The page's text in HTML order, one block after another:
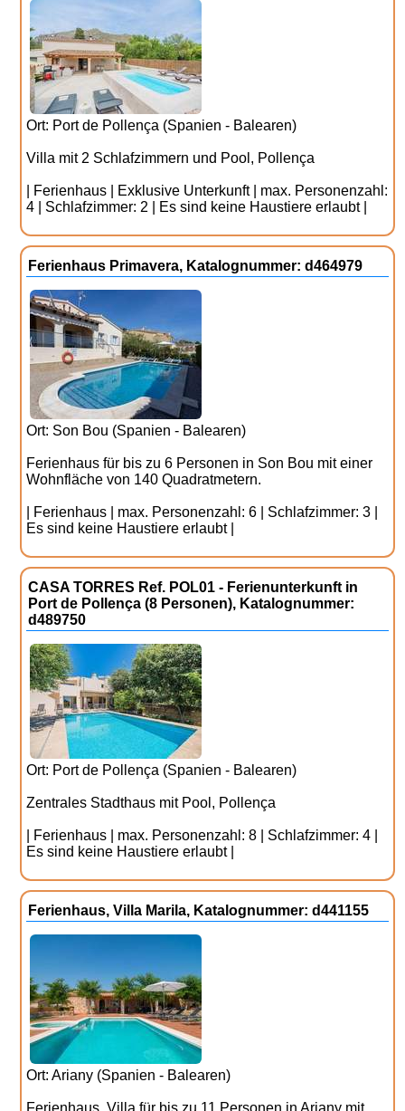
Ort: Port de Pollença (Spanien - Balearen)
Villa mit 2 Schlafzimmern und Pool, Pollença
| Ferienhaus | Exklusive Unterkunft | max. Personenzahl:
4 | Schlafzimmer: 2 | Es sind keine Haustiere erlaubt |
Ferienhaus Primavera, Katalognummer: d464979
Ort: Son Bou (Spanien - Balearen)
Ferienhaus für bis zu 6 Personen in Son Bou mit einer
Wohnfläche von 140 Quadratmetern.
| Ferienhaus | max. Personenzahl: 6 | Schlafzimmer: 3 |
Es sind keine Haustiere erlaubt |
CASA TORRES Ref. POL01 - Ferienunterkunft in
Port de Pollença (8 Personen), Katalognummer:
d489750
Ort: Port de Pollença (Spanien - Balearen)
Zentrales Stadthaus mit Pool, Pollença
| Ferienhaus | max. Personenzahl: 8 | Schlafzimmer: 4 |
Es sind keine Haustiere erlaubt |
Ferienhaus, Villa Marila, Katalognummer: d441155
Ort: Ariany (Spanien - Balearen)
Ferienhaus, Villa für bis zu 11 Personen in Ariany mit